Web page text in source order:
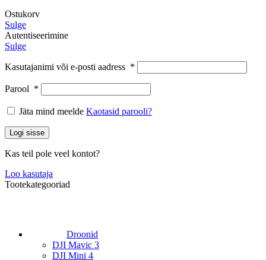
Ostukorv
Sulge
Autentiseerimine
Sulge
Kasutajanimi või e-posti aadress *
Parool *
Jäta mind meelde Kaotasid parooli?
Logi sisse
Kas teil pole veel kontot?
Loo kasutaja
Tootekategooriad
Droonid
DJI Mavic 3
DJI Mini 4